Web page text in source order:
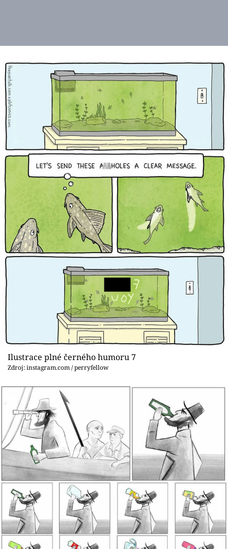
Ilustrace plné černého humoru 7
Zdroj: instagram.com / perryfellow